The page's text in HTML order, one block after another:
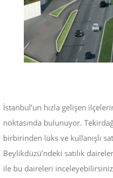
İstanbul’un hızla gelişen
noktasında bulunuyor.
birbirinden lüks ve kullanışlı
Beylikdüzü’ndeki satılık
ile bu daireleri